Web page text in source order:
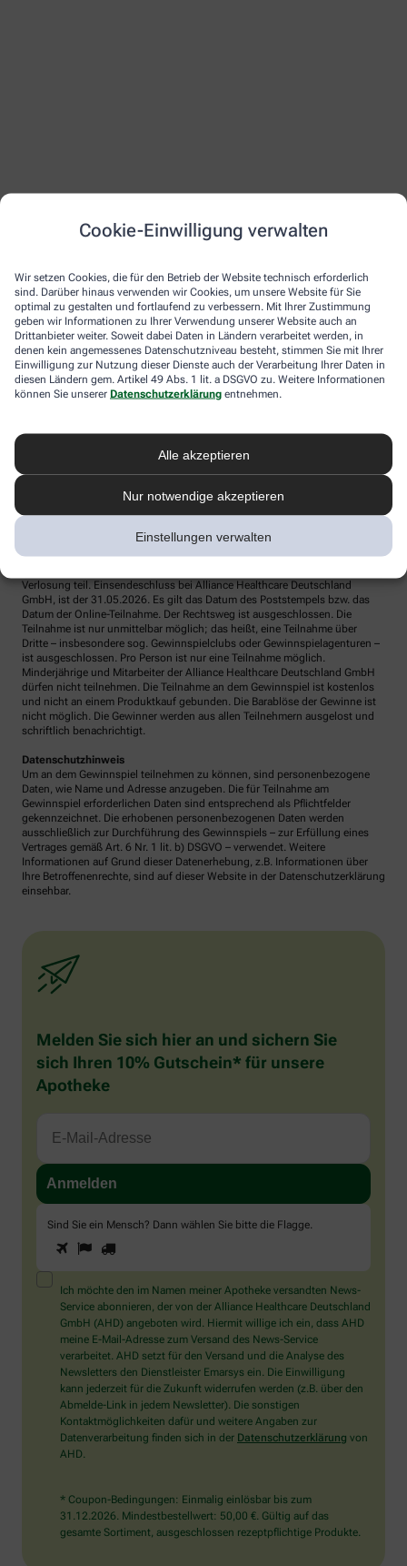
Cookie-Einwilligung verwalten
Wir setzen Cookies, die für den Betrieb der Website technisch erforderlich
sind. Darüber hinaus verwenden wir Cookies, um unsere Website für Sie
optimal zu gestalten und fortlaufend zu verbessern. Mit Ihrer Zustimmung
geben wir Informationen zu Ihrer Verwendung unserer Website auch an
Drittanbieter weiter. Soweit dabei Daten in Ländern verarbeitet werden, in
denen kein angemessenes Datenschutzniveau besteht, stimmen Sie mit Ihrer
Einwilligung zur Nutzung dieser Dienste auch der Verarbeitung Ihrer Daten in
diesen Ländern gem. Artikel 49 Abs. 1 lit. a DSGVO zu. Weitere Informationen
können Sie unserer Datenschutzerklärung entnehmen.
Alle akzeptieren
Nur notwendige akzeptieren
Einstellungen verwalten
48, 60486 Frankfurt. Die Teilnahme ist online
teilnehmen oder Postkarte senden an: Alliance Healthcare Deutschland
GmbH, Despina Kalaitzidou, Stichwort „Care Plus“, Pragstraße 154, 70376
Nur vollständig ausgefüllte Teilnahmeformulare (Pflichtangaben) und bei
Verlosung teil. Einsendeschluss bei Alliance Healthcare Deutschland
GmbH, ist der 31.05.2026. Es gilt das Datum des Poststempels bzw. das
Datum der Online-Teilnahme. Der Rechtsweg ist ausgeschlossen. Die
Teilnahme ist nur unmittelbar möglich; das heißt, eine Teilnahme über
Dritte – insbesondere sog. Gewinnspielclubs oder Gewinnspielagenturen –
ist ausgeschlossen. Pro Person ist nur eine Teilnahme möglich.
Minderjährige und Mitarbeiter der Alliance Healthcare Deutschland GmbH
dürfen nicht teilnehmen. Die Teilnahme an dem Gewinnspiel ist kostenlos
und nicht an einem Produktkauf gebunden. Die Barablöse der Gewinne ist
nicht möglich. Die Gewinner werden aus allen Teilnehmern ausgelost und
schriftlich benachrichtigt.
Datenschutzhinweis
Um an dem Gewinnspiel teilnehmen zu können, sind personenbezogene
Daten, wie Name und Adresse anzugeben. Die für Teilnahme am
Gewinnspiel erforderlichen Daten sind entsprechend als Pflichtfelder
gekennzeichnet. Die erhobenen personenbezogenen Daten werden
ausschließlich zur Durchführung des Gewinnspiels – zur Erfüllung eines
Vertrages gemäß Art. 6 Nr. 1 lit. b) DSGVO – verwendet. Weitere
Informationen auf Grund dieser Datenerhebung, z.B. Informationen über
Ihre Betroffenenrechte, sind auf dieser Website in der Datenschutzerklärung
einsehbar.
Melden Sie sich hier an und sichern Sie
sich Ihren 10% Gutschein* für unsere
Apotheke
Sind Sie ein Mensch? Dann wählen Sie bitte die Flagge.
Sind
Sie
ein
Mensch?
Dann
wählen
Sie
bitte
die
Flagge.
1 2
Ich möchte den im Namen meiner Apotheke versandten News-
Service abonnieren, der von der Alliance Healthcare Deutschland
GmbH (AHD) angeboten wird. Hiermit willige ich ein, dass AHD
meine E-Mail-Adresse zum Versand des News-Service
verarbeitet. AHD setzt für den Versand und die Analyse des
Newsletters den Dienstleister Emarsys ein. Die Einwilligung
kann jederzeit für die Zukunft widerrufen werden (z.B. über den
Abmelde-Link in jedem Newsletter). Die sonstigen
Kontaktmöglichkeiten dafür und weitere Angaben zur
Datenverarbeitung finden sich in der Datenschutzerklärung von
AHD.
* Coupon-Bedingungen: Einmalig einlösbar bis zum
31.12.2026. Mindestbestellwert: 50,00 €. Gültig auf das
gesamte Sortiment, ausgeschlossen rezeptpflichtige Produkte.